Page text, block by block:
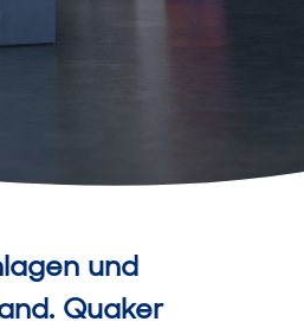
und
Quaker